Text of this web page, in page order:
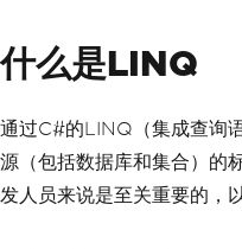
什么是LINQ
通过C#的LINQ（集成查询
源（包括数据库和集合）的
发人员来说是至关重要的，